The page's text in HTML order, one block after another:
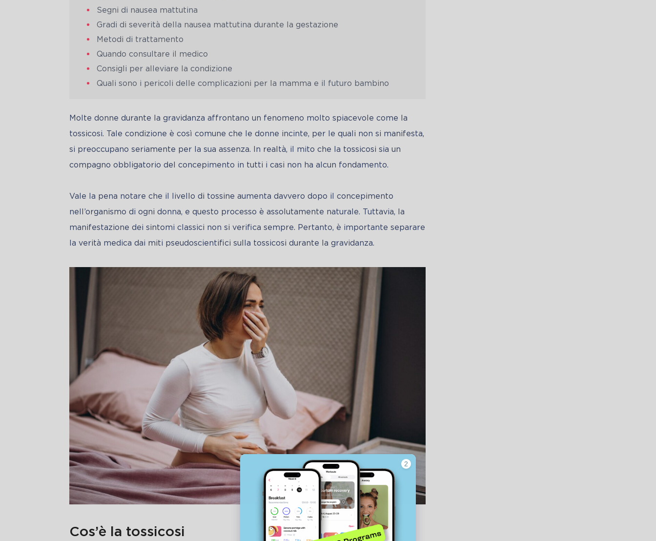
Segni di nausea mattutina
Gradi di severità della nausea mattutina durante la gestazione
Metodi di trattamento
Quando consultare il medico
Consigli per alleviare la condizione
Quali sono i pericoli delle complicazioni per la mamma e il futuro bambino
Molte donne durante la gravidanza affrontano un fenomeno molto spiacevole come la
tossicosi. Tale condizione è così comune che le donne incinte, per le quali non si manifesta,
si preoccupano seriamente per la sua assenza. In realtà, il mito che la tossicosi sia un
compagno obbligatorio del concepimento in tutti i casi non ha alcun fondamento.
Vale la pena notare che il livello di tossine aumenta davvero dopo il concepimento
nell’organismo di ogni donna, e questo processo è assolutamente naturale. Tuttavia, la
manifestazione dei sintomi classici non si verifica sempre. Pertanto, è importante separare
la verità medica dai miti pseudoscientifici sulla tossicosi durante la gravidanza.
Cos’è la tossicosi